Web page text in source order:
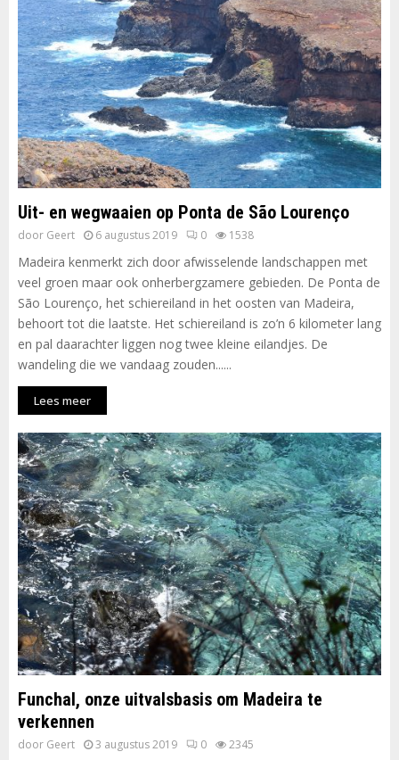
Uit- en wegwaaien op Ponta de São Lourenço
door Geert 6 augustus 2019 0 1538
Madeira kenmerkt zich door afwisselende landschappen met
veel groen maar ook onherbergzamere gebieden. De Ponta de
São Lourenço, het schiereiland in het oosten van Madeira,
behoort tot die laatste. Het schiereiland is zo’n 6 kilometer lang
en pal daarachter liggen nog twee kleine eilandjes. De
wandeling die we vandaag zouden......
Lees meer
Funchal, onze uitvalsbasis om Madeira te
verkennen
door Geert 3 augustus 2019 0 2345